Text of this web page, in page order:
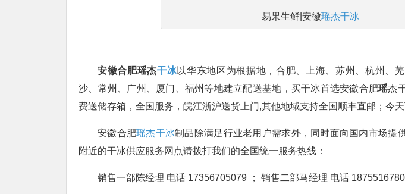
易果生鲜|安徽瑶杰干冰
安徽合肥瑶杰干冰以华东地区为根据地，合肥、上海、苏州、杭州、
沙、常州、广州、厦门、福州等地建立配送基地，买干冰首选安徽合肥瑶杰
费送储存箱，全国服务，皖江浙沪送货上门,其他地域支持全国顺丰直邮；今天
安徽合肥瑶杰干冰制品除满足行业老用户需求外，同时面向国内市场提
附近的干冰供应服务网点请拨打我们的全国统一服务热线：
销售一部陈经理 电话 17356705079 ； 销售二部马经理 电话